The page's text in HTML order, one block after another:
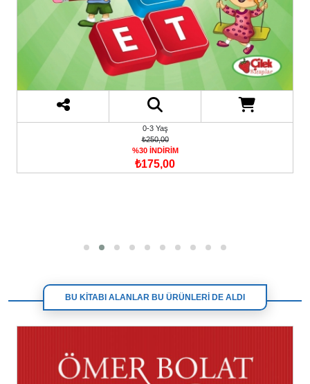
0-3 Yaş
₺250,00
%30 İNDİRİM
₺175,00
BU KİTABI ALANLAR BU ÜRÜNLERİ DE ALDI